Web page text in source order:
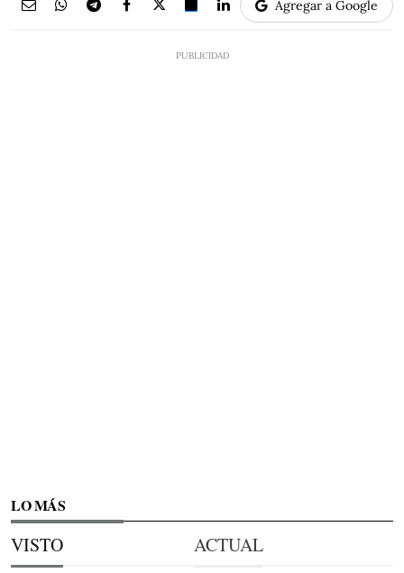
Agregar a Google
LO MÁS
VISTO ACTUAL